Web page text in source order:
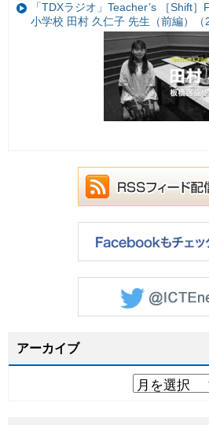
「TDXラジオ」Teacher’s ［Shift
小学校 田村 久仁子 先生（前編）（
アーカイブ